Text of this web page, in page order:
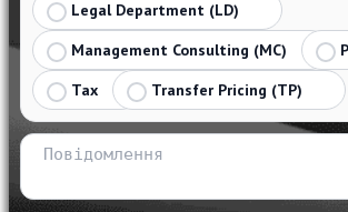
Legal Department (LD)
Management Consulting (MC)
Tax
Transfer Pricing (TP)